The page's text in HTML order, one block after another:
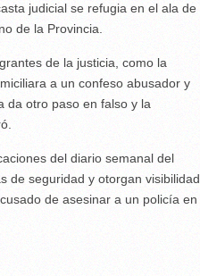
judicial se refugia en el ala de
de la Provincia.
de la justicia, como la
a un confeso abusador y
da otro paso en falso y la
del diario semanal del
de seguridad y otorgan visibilidad
de asesinar a un policía en